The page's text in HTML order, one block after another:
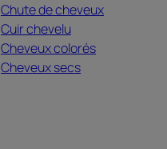
Chute de cheveux
Cuir chevelu
Cheveux colorés
Cheveux secs